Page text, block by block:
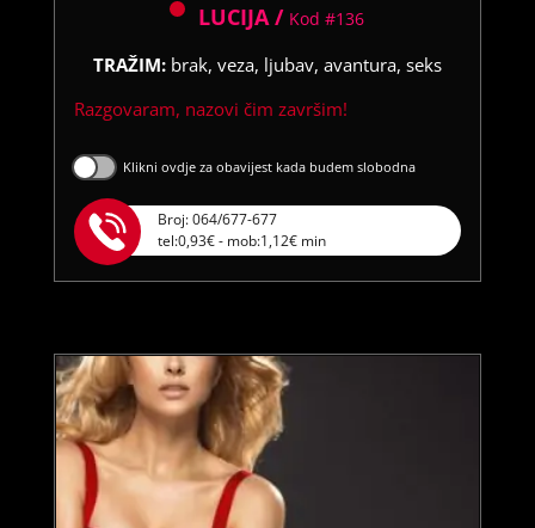
LUCIJA / Kod #136
TRAŽIM: brak, veza, ljubav, avantura, seks
Razgovaram, nazovi čim završim!
Klikni ovdje za obavijest kada budem slobodna
Broj: 064/677-677
tel:0,93€ - mob:1,12€ min